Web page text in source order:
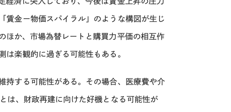
賃金ー物価スパイラル」のような構図が生じ
ほか、市場為替レートと購買力平価の相互作
は楽観的に過ぎる可能性もある。
持する可能性がある。その場合、医療費や介
は、財政再建に向けた好機となる可能性が